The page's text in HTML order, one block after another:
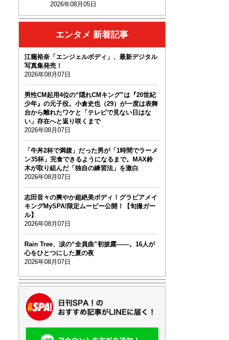
2026年08月05日
エンタメ 新着記事
江籠裕奈「エンジェルボディ」、最新デジタル
写真集発売！
2026年08月07日
男性CM起用4位の“隠れCMキング”は『20世紀
少年』の元子役。小倉史也（29）が一度は表舞
台から離れたワケと「テレビで見ない日はな
い」存在へと返り咲くまで
2026年08月07日
「牛丼2杯で満腹」だった男が「1時間でラーメ
ン35杯」完食できるようになるまで。MAX鈴
木が取り組んだ「独自の練習法」を激白
2026年08月07日
志田音々の爽やか超絶美ボディ！グラビアメイ
キングMySPA!限定ムービー公開！【旬撮ガー
ル】
2026年08月07日
Rain Tree、涙の“全員曲”初披露――。16人が
心をひとつにした夏の夜
2026年08月07日